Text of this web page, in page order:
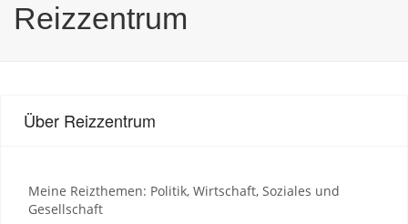
Reizzentrum
Über Reizzentrum
Meine Reizthemen: Politik, Wirtschaft, Soziales und
Gesellschaft